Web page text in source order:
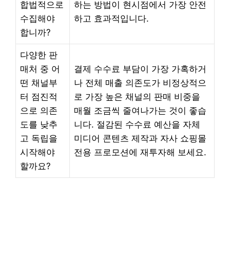
합법적으로
수집해야
합니까?
하는 방법이 현시점에서 가장 안전
하고 효과적입니다.
다양한 판
매처 중 어
떤 채널부
터 점진적
으로 의존
도를 낮추
고 독립을
시작해야
할까요?
결제 수수료 부담이 가장 가혹하거
나 전체 매출 의존도가 비정상적으
로 가장 높은 채널의 판매 비중을
매월 조금씩 줄여나가는 것이 좋습
니다. 절감된 수수료 예산을 자체
미디어 콘텐츠 제작과 자사 쇼핑몰
전용 프로모션에 재투자해 보세요.